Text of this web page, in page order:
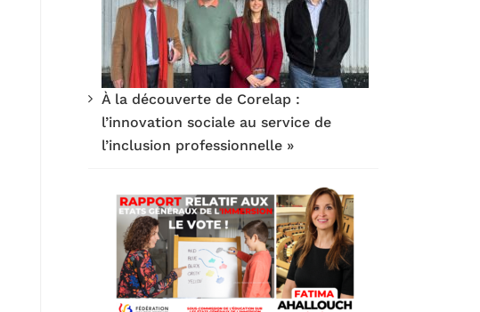
À la découverte de Corelap :
l’innovation sociale au service de
l’inclusion professionnelle »